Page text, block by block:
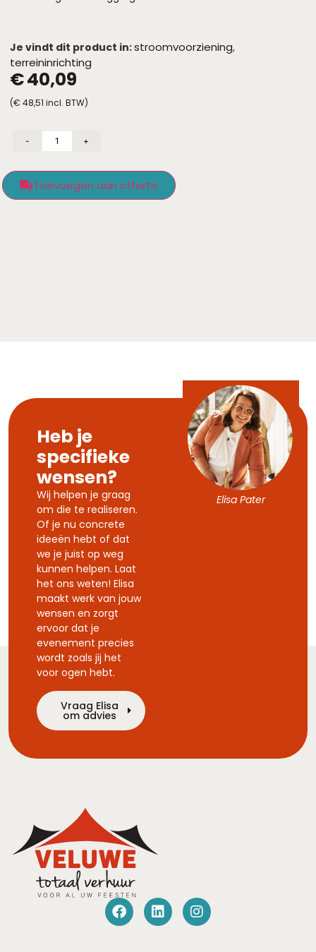
Je vindt dit product in:stroomvoorziening,
terreininrichting
€40,09
(€ 48,51 incl. BTW)
- +
Toevoegen aan offerte
Elisa Pater
Heb je
specifieke
wensen?
Wij helpen je graag
om die te realiseren.
Of je nu concrete
ideeën hebt of dat
we je juist op weg
kunnen helpen. Laat
het ons weten! Elisa
maakt werk van jouw
wensen en zorgt
ervoor dat je
evenement precies
wordt zoals jij het
voor ogen hebt.
Vraag Elisa
om advies